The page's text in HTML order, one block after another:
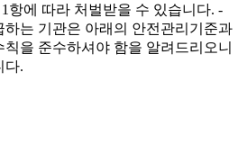
항에 따라 처벌받을 수 있습니다. -
하는 기관은 아래의 안전관리기준과
을 준수하셔야 함을 알려드리오니
다.